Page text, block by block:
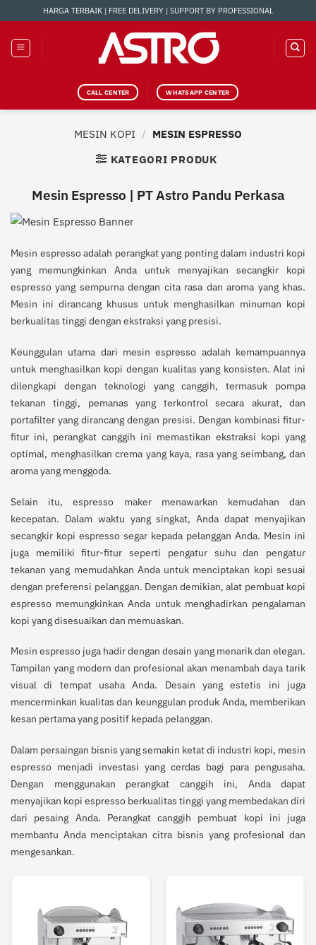
to
content
HARGA TERBAIK | FREE DELIVERY | SUPPORT BY PROFESSIONAL
CALL CENTER WHATSAPP CENTER
MESIN KOPI / MESIN ESPRESSO
KATEGORI PRODUK
Mesin Espresso | PT Astro Pandu Perkasa
Mesin espresso adalah perangkat yang penting dalam industri kopi
yang memungkinkan Anda untuk menyajikan secangkir kopi
espresso yang sempurna dengan cita rasa dan aroma yang khas.
Mesin ini dirancang khusus untuk menghasilkan minuman kopi
berkualitas tinggi dengan ekstraksi yang presisi.
Keunggulan utama dari mesin espresso adalah kemampuannya
untuk menghasilkan kopi dengan kualitas yang konsisten. Alat ini
dilengkapi dengan teknologi yang canggih, termasuk pompa
tekanan tinggi, pemanas yang terkontrol secara akurat, dan
portafilter yang dirancang dengan presisi. Dengan kombinasi fitur-
fitur ini, perangkat canggih ini memastikan ekstraksi kopi yang
optimal, menghasilkan crema yang kaya, rasa yang seimbang, dan
aroma yang menggoda.
Selain itu, espresso maker menawarkan kemudahan dan
kecepatan. Dalam waktu yang singkat, Anda dapat menyajikan
secangkir kopi espresso segar kepada pelanggan Anda. Mesin ini
juga memiliki fitur-fitur seperti pengatur suhu dan pengatur
tekanan yang memudahkan Anda untuk menciptakan kopi sesuai
dengan preferensi pelanggan. Dengan demikian, alat pembuat kopi
espresso memungkinkan Anda untuk menghadirkan pengalaman
kopi yang disesuaikan dan memuaskan.
Mesin espresso juga hadir dengan desain yang menarik dan elegan.
Tampilan yang modern dan profesional akan menambah daya tarik
visual di tempat usaha Anda. Desain yang estetis ini juga
mencerminkan kualitas dan keunggulan produk Anda, memberikan
kesan pertama yang positif kepada pelanggan.
Dalam persaingan bisnis yang semakin ketat di industri kopi, mesin
espresso menjadi investasi yang cerdas bagi para pengusaha.
Dengan menggunakan perangkat canggih ini, Anda dapat
menyajikan kopi espresso berkualitas tinggi yang membedakan diri
dari pesaing Anda. Perangkat canggih pembuat kopi ini juga
membantu Anda menciptakan citra bisnis yang profesional dan
mengesankan.